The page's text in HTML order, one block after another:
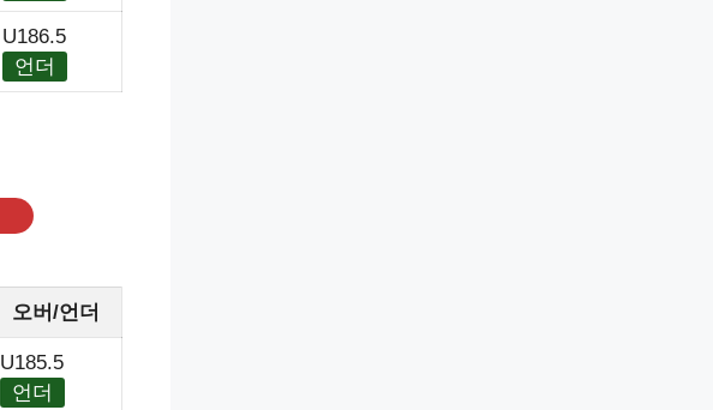
U186.5
언더
오버/언더
U185.5
언더